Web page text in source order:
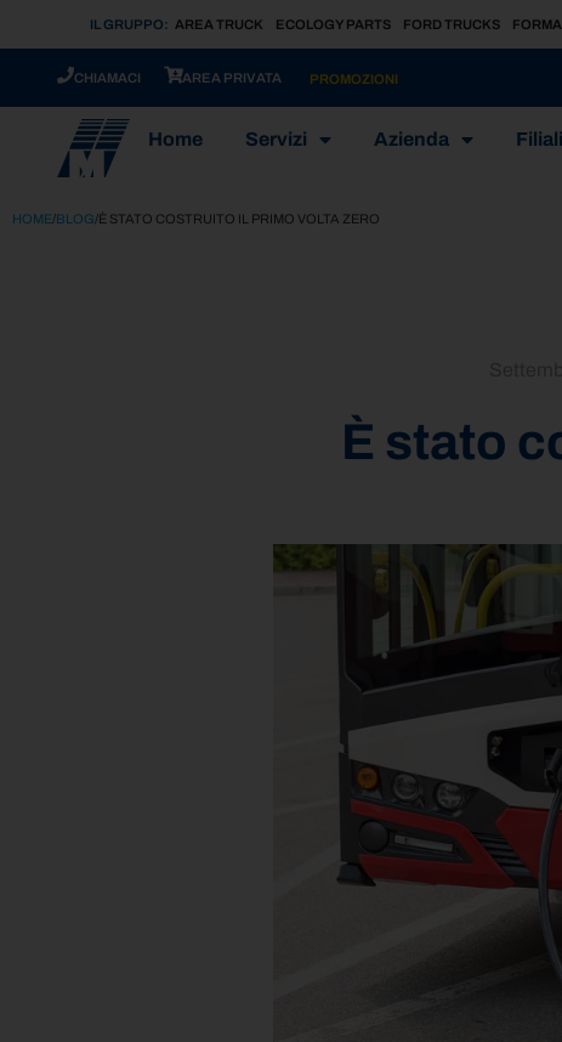
IL GRUPPO: AREA TRUCK ECOLOGY PARTS FORD TRUCKS
CHIAMACI AREA PRIVATA PROMOZIONI
Home Servizi Azienda Filiali
HOME/BLOG/È STATO COSTRUITO IL PRIMO VOLTA ZERO
È stato